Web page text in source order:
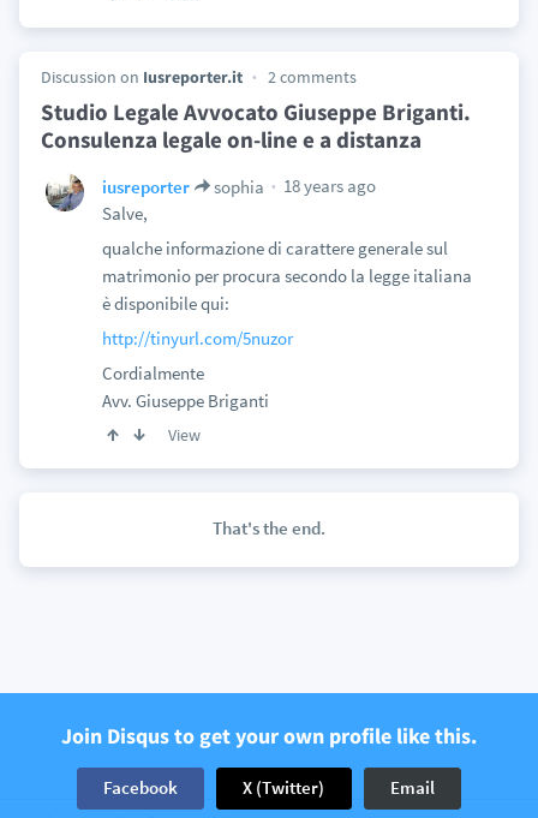
Discussion on Iusreporter.it 2 comments
Studio Legale Avvocato Giuseppe Briganti.
Consulenza legale on-line e a distanza
iusreporter sophia
18 years ago
Salve,
qualche informazione di carattere generale sul
matrimonio per procura secondo la legge italiana
è disponibile qui:
http://tinyurl.com/5nuzor
Cordialmente
Avv. Giuseppe Briganti
View
That's the end.
Join Disqus to get your own profile like this.
Facebook X (Twitter) Email